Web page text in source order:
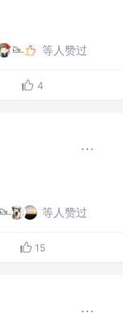
等人赞过
4
等人赞过
15